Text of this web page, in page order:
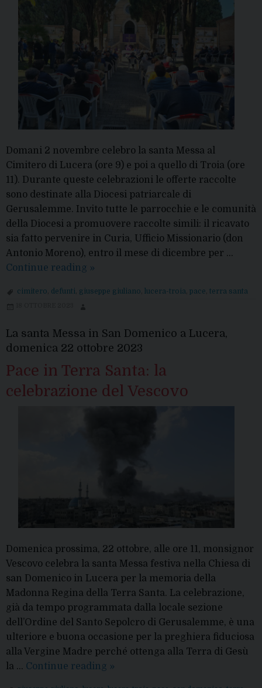
Domani 2 novembre celebro la santa Messa al
Cimitero di Lucera (ore 9) e poi a quello di Troia (ore
11). Durante queste celebrazioni le offerte raccolte
sono destinate alla Diocesi patriarcale di
Gerusalemme. Invito tutte le parrocchie e le comunità
della Diocesi a promuovere raccolte simili: il ricavato
sia fatto pervenire in Curia, Ufficio Missionario (don
Antonio Moreno), entro il mese di dicembre per …
Continue reading 2
pro
»
cimitero defunti giuseppe giuliano lucera-troia pace terra santa
La santa Messa in San Domenico a Lucera,
domenica 22 ottobre 2023
Pace in Terra Santa: la
celebrazione del Vescovo
Domenica prossima, 22 ottobre, alle ore 11, monsignor
Vescovo celebra la santa Messa festiva nella Chiesa di
san Domenico in Lucera per la memoria della
Madonna Regina della Terra Santa. La celebrazione,
già da tempo programmata dalla locale sezione
dell’Ordine del Santo Sepolcro di Gerusalemme, è una
ulteriore e buona occasione per la preghiera fiduciosa
alla Vergine Madre perché ottenga alla Terra di Gesù
la … Continue reading Pace
»